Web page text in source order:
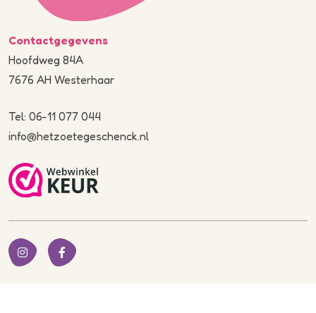
Contactgegevens
Hoofdweg 84A
7676 AH Westerhaar
Tel: 06-11 077 044
info@hetzoetegeschenck.nl